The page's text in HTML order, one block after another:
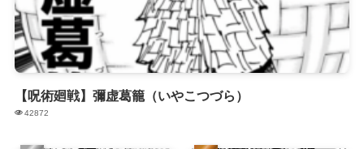
【呪術廻戦】彌虚葛籠（いやこつづら）
42872